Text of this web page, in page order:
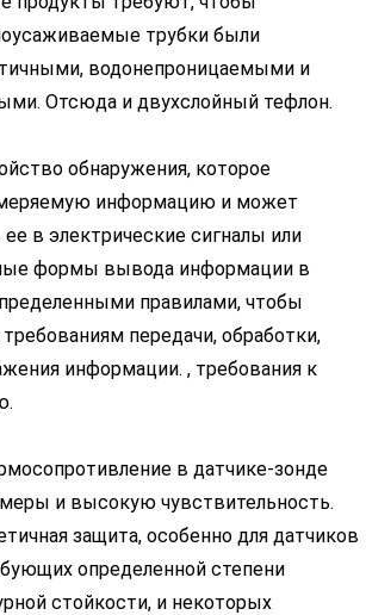
трубки были
водонепроницаемыми и
Отсюда и двухслойный тефлон.
обнаружения, которое
информацию и может
в электрические сигналы или
формы вывода информации в
правилами, чтобы
передачи, обработки,
информации. , требования к
в датчике-зонде
и высокую чувствительность.
защита, особенно для датчиков
определенной степени
стойкости, и некоторых